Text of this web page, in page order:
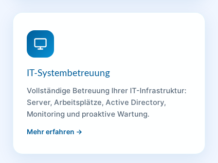
IT-Systembetreuung
Vollständige Betreuung Ihrer IT-Infrastruktur:
Server, Arbeitsplätze, Active Directory,
Monitoring und proaktive Wartung.
Mehr erfahren →